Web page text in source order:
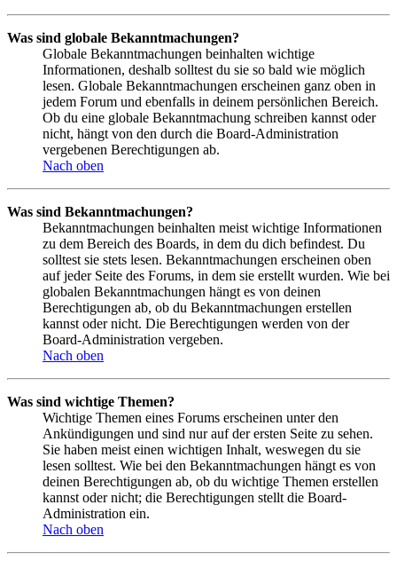
Was sind globale Bekanntmachungen?
Globale Bekanntmachungen beinhalten wichtige
Informationen, deshalb solltest du sie so bald wie möglich
lesen. Globale Bekanntmachungen erscheinen ganz oben in
jedem Forum und ebenfalls in deinem persönlichen Bereich.
Ob du eine globale Bekanntmachung schreiben kannst oder
nicht, hängt von den durch die Board-Administration
vergebenen Berechtigungen ab.
Nach oben
Was sind Bekanntmachungen?
Bekanntmachungen beinhalten meist wichtige Informationen
zu dem Bereich des Boards, in dem du dich befindest. Du
solltest sie stets lesen. Bekanntmachungen erscheinen oben
auf jeder Seite des Forums, in dem sie erstellt wurden. Wie bei
globalen Bekanntmachungen hängt es von deinen
Berechtigungen ab, ob du Bekanntmachungen erstellen
kannst oder nicht. Die Berechtigungen werden von der
Board-Administration vergeben.
Nach oben
Was sind wichtige Themen?
Wichtige Themen eines Forums erscheinen unter den
Ankündigungen und sind nur auf der ersten Seite zu sehen.
Sie haben meist einen wichtigen Inhalt, weswegen du sie
lesen solltest. Wie bei den Bekanntmachungen hängt es von
deinen Berechtigungen ab, ob du wichtige Themen erstellen
kannst oder nicht; die Berechtigungen stellt die Board-
Administration ein.
Nach oben